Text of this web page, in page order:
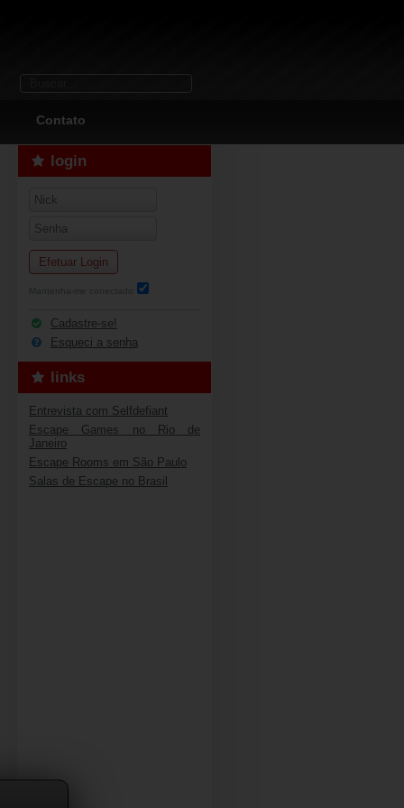
Contato
login
Efetuar Login
Mantenha-me conectado
Cadastre-se!
Esqueci a senha
links
Entrevista com Selfdefiant
Escape Games no Rio de
Janeiro
Escape Rooms em São Paulo
Salas de Escape no Brasil